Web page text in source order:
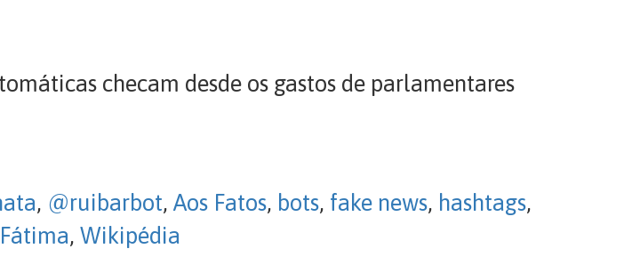
checam desde os gastos de parlamentares
, @ruibarbot, Aos Fatos, bots, fake news, hashtags,
, Wikipédia